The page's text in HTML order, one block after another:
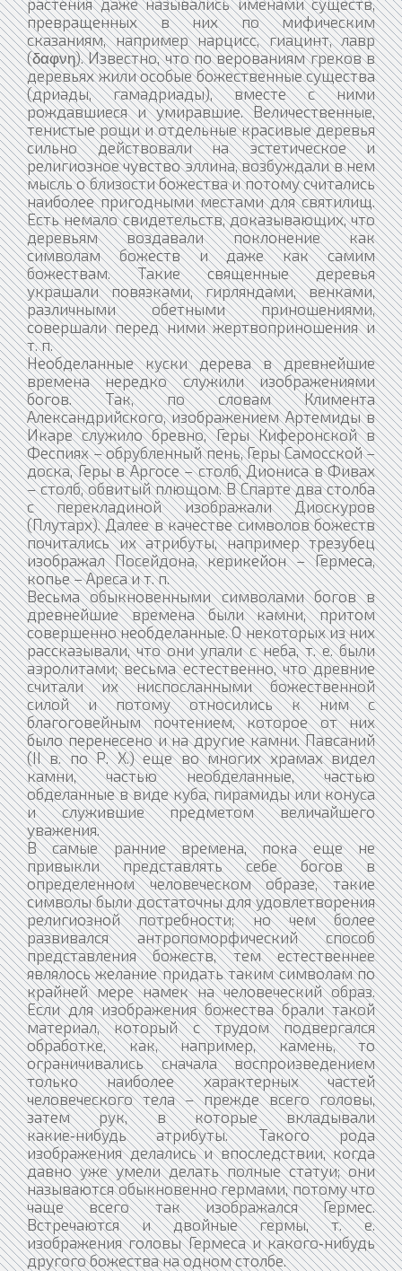
растения даже назывались именами существ,
превращенных в них по мифическим
сказаниям, например нарцисс, гиацинт, лавр
(δαφνη). Известно, что по верованиям греков в
деревьях жили особые божественные существа
(дриады, гамадриады), вместе с ними
рождавшиеся и умиравшие. Величественные,
тенистые рощи и отдельные красивые деревья
сильно действовали на эстетическое и
религиозное чувство эллина, возбуждали в нем
мысль о близости божества и потому считались
наиболее пригодными местами для святилищ.
Есть немало свидетельств, доказывающих, что
деревьям воздавали поклонение как
символам божеств и даже как самим
божествам. Такие священные деревья
украшали повязками, гирляндами, венками,
различными обетными приношениями,
совершали перед ними жертвоприношения и
т. п.
Необделанные куски дерева в древнейшие
времена нередко служили изображениями
богов. Так, по словам Климента
Александрийского, изображением Артемиды в
Икаре служило бревно, Геры Киферонской в
Феспиях – обрубленный пень, Геры Самосской –
доска, Геры в Аргосе – столб, Диониса в Фивах
– столб, обвитый плющом. В Спарте два столба
с перекладиной изображали Диоскуров
(Плутарх). Далее в качестве символов божеств
почитались их атрибуты, например трезубец
изображал Посейдона, керикейон – Гермеса,
копье – Ареса и т. п.
Весьма обыкновенными символами богов в
древнейшие времена были камни, притом
совершенно необделанные. О некоторых из них
рассказывали, что они упали с неба, т. е. были
аэролитами; весьма естественно, что древние
считали их ниспосланными божественной
силой и потому относились к ним с
благоговейным почтением, которое от них
было перенесено и на другие камни. Павсаний
(II в. по Р. X.) еще во многих храмах видел
камни, частью необделанные, частью
обделанные в виде куба, пирамиды или конуса
и служившие предметом величайшего
уважения.
В самые ранние времена, пока еще не
привыкли представлять себе богов в
определенном человеческом образе, такие
символы были достаточны для удовлетворения
религиозной потребности; но чем более
развивался антропоморфический способ
представления божеств, тем естественнее
являлось желание придать таким символам по
крайней мере намек на человеческий образ.
Если для изображения божества брали такой
материал, который с трудом подвергался
обработке, как, например, камень, то
ограничивались сначала воспроизведением
только наиболее характерных частей
человеческого тела – прежде всего головы,
затем рук, в которые вкладывали
какие‑нибудь атрибуты. Такого рода
изображения делались и впоследствии, когда
давно уже умели делать полные статуи; они
называются обыкновенно гермами, потому что
чаще всего так изображался Гермес.
Встречаются и двойные гермы, т. е.
изображения головы Гермеса и какого‑нибудь
другого божества на одном столбе.